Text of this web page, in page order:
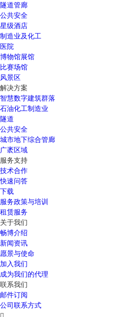
隧道管廊
公共安全
星级酒店
制造业及化工
医院
博物馆展馆
比赛场馆
风景区
解决方案
智慧数字建筑群落
石油化工制造业
隧道
公共安全
城市地下综合管廊
广袤区域
服务支持
技术合作
快速问答
下载
服务政策与培训
租赁服务
关于我们
畅博介绍
新闻资讯
愿景与使命
加入我们
成为我们的代理
联系我们
邮件订阅
公司联系方式
